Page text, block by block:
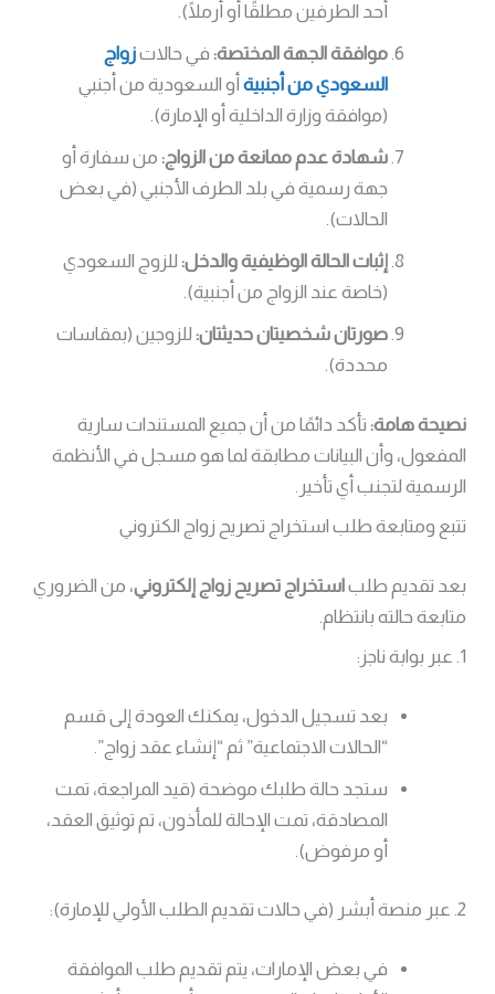
أحد الطرفين مطلقًا أو أرملًا).
موافقة الجهة المختصة: في حالاتزواج
السعودي من أجنبية أو السعودية من أجنبي
(موافقة وزارة الداخلية أو الإمارة).
شهادة عدم ممانعة من الزواج: من سفارة أو
جهة رسمية في بلد الطرف الأجنبي (في بعض
الحالات).
إثبات الحالة الوظيفية والدخل: للزوج السعودي
(خاصة عند الزواج من أجنبية).
صورتان شخصيتان حديثتان: للزوجين (بمقاسات
محددة).
نصيحة هامة: تأكد دائمًا من أن جميع المستندات سارية
المفعول، وأن البيانات مطابقة لما هو مسجل في الأنظمة
الرسمية لتجنب أي تأخير.
تتبع ومتابعة طلب استخراج تصريح زواج الكتروني
بعد تقديم طلباستخراج تصريح زواج إلكتروني، من الضروري
متابعة حالته بانتظام.
1. عبر بوابة ناجز:
بعد تسجيل الدخول، يمكنك العودة إلى قسم
“الحالات الاجتماعية” ثم “إنشاء عقد زواج”.
ستجد حالة طلبك موضحة (قيد المراجعة، تمت
المصادقة، تمت الإحالة للمأذون، تم توثيق العقد،
أو مرفوض).
2. عبر منصة أبشر (في حالات تقديم الطلب الأولي للإمارة):
في بعض الإمارات، يتم تقديم طلب الموافقة